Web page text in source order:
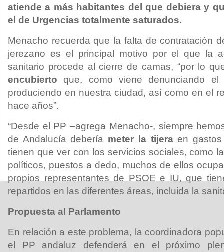
atiende a más habitantes del que debiera y
el de Urgencias totalmente saturados.
Menacho recuerda que la falta de contratación
jerezano es el principal motivo por el que la
sanitario procede al cierre de camas, “por lo
encubierto que, como viene denunciando
produciendo en nuestra ciudad, así como en el
hace años”.
“Desde el PP –agrega Menacho-, siempre
de Andalucía debería meter la tijeraen gastos
tienen que ver con los servicios sociales, como
políticos, puestos a dedo, muchos de ellos
propios representantes de PSOE e IU, que
repartidos en las diferentes áreas, incluida la
Propuesta al Parlamento
En relación a este problema, la coordinadora
el PP andaluz defenderá en el próximo